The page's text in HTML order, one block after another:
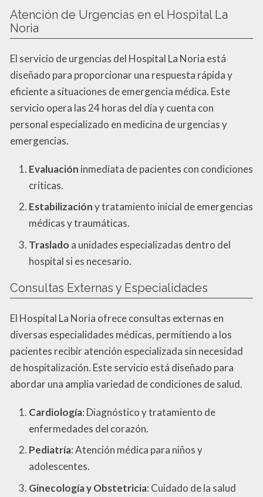
Atención de Urgencias en el Hospital La
Noria
El servicio de urgencias del Hospital La Noria está
diseñado para proporcionar una respuesta rápida y
eficiente a situaciones de emergencia médica. Este
servicio opera las 24 horas del día y cuenta con
personal especializado en medicina de urgencias y
emergencias.
Evaluación inmediata de pacientes con condiciones
críticas.
Estabilizacióny tratamiento inicial de emergencias
médicas y traumáticas.
Traslado a unidades especializadas dentro del
hospital si es necesario.
Consultas Externas y Especialidades
El Hospital La Noria ofrece consultas externas en
diversas especialidades médicas, permitiendo a los
pacientes recibir atención especializada sin necesidad
de hospitalización. Este servicio está diseñado para
abordar una amplia variedad de condiciones de salud.
Cardiología: Diagnóstico y tratamiento de
enfermedades del corazón.
Pediatría: Atención médica para niños y
adolescentes.
Ginecología y Obstetricia: Cuidado de la salud